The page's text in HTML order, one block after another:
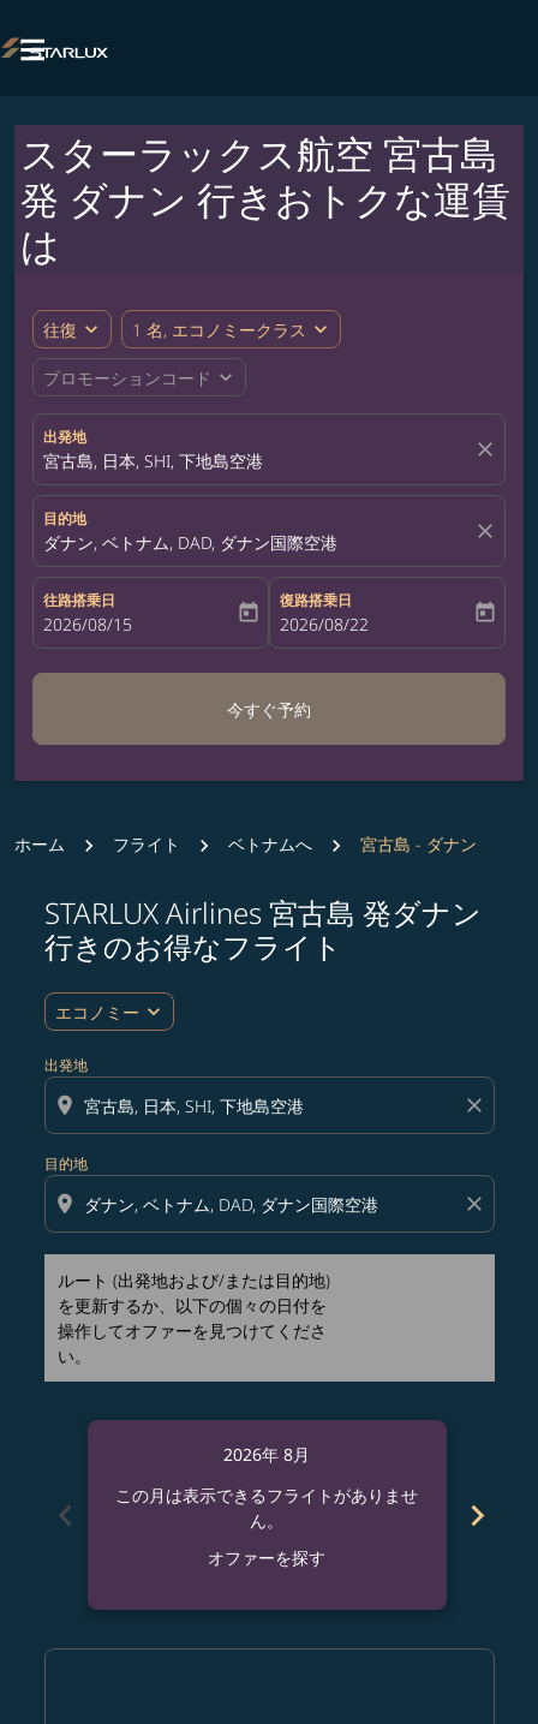

スターラックス航空 宮古島
発 ダナン 行きおトクな運賃
は
往復 expand_more 1 名, エコノミークラス expand_more
プロモーションコード expand_more
出発地
宮古島, 日本, SHI, 下地島空港 close
目的地
ダナン, ベトナム, DAD, ダナン国際空港 close
往路搭乗日
fc-booking-departure-date-aria-label
2026/08/15 today
復路搭乗日
fc-booking-return-date-aria-label
2026/08/22 today
今すぐ予約
ホーム フライト ベトナムへ 宮古島 - ダナン
STARLUX Airlines 宮古島 発ダナン
行きのお得なフライト
エコノミー expand_more
出発地
location_on close
目的地
location_on close
ルート (出発地および/または目的地)
を更新するか、以下の個々の日付を
操作してオファーを見つけてくださ
い。
ルート (出発地および/または目的地) を更新するか、以
chevron_left
2026年 8月
この月は表示できるフライトがありませ
ん。
オファーを探す
chevron_right